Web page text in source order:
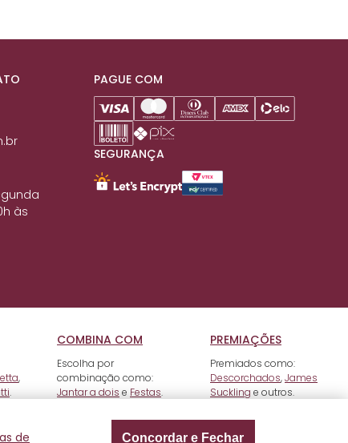
às
PAGUE COM
SEGURANÇA
,
.
COMBINA COM
Escolha por
combinação como:
Jantar a dois e Festas.
PREMIAÇÕES
Premiados como:
Descorchados,James
Suckling e outros.
de Concordar e Fechar